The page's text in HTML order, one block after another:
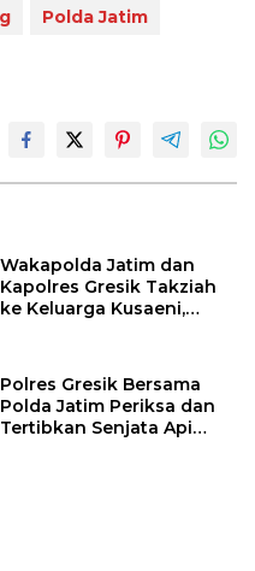
Polda Jatim
Wakapolda Jatim dan
Kapolres Gresik Takziah
ke Keluarga Kusaeni,
Polres Gresik Bersama
Polda Jatim Periksa dan
Tertibkan Senjata Api